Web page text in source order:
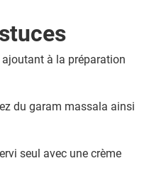
à la préparation
du garam massala ainsi
seul avec une crème